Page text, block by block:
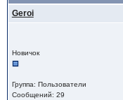
Geroi
Новичок
Группа: Пользователи
Сообщений: 29